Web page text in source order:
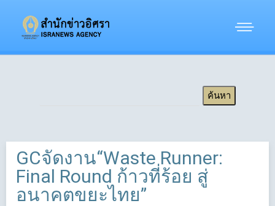
GCจัดงาน“Waste Runner:
Final Round ก้าวที่ร้อย สู่
อนาคตขยะไทย”